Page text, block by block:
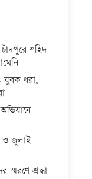
শহিদ
যুবক ধরা,
ও জুলাই
স্মরণে শ্রদ্ধা